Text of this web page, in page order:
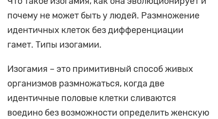
почему не может быть у людей. Размножение
идентичных клеток без дифференциации
гамет. Типы изогамии.
Изогамия – это примитивный способ живых
организмов размножаться, когда две
идентичные половые клетки сливаются
воедино без возможности определить женскую